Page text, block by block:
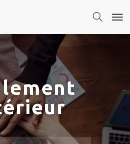
d’outils